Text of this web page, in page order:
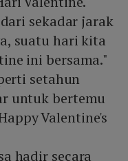
sekadar jarak
suatu hari kita
ini bersama."
setahun
untuk bertemu
Valentine's
hadir secara